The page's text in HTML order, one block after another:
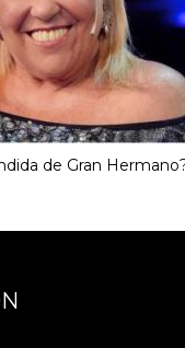
de Gran